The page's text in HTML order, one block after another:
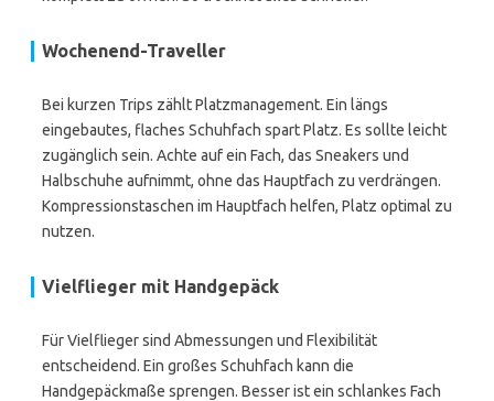
Wochenend-Traveller
Bei kurzen Trips zählt Platzmanagement. Ein längs
eingebautes, flaches Schuhfach spart Platz. Es sollte leicht
zugänglich sein. Achte auf ein Fach, das Sneakers und
Halbschuhe aufnimmt, ohne das Hauptfach zu verdrängen.
Kompressionstaschen im Hauptfach helfen, Platz optimal zu
nutzen.
Vielflieger mit Handgepäck
Für Vielflieger sind Abmessungen und Flexibilität
entscheidend. Ein großes Schuhfach kann die
Handgepäckmaße sprengen. Besser ist ein schlankes Fach